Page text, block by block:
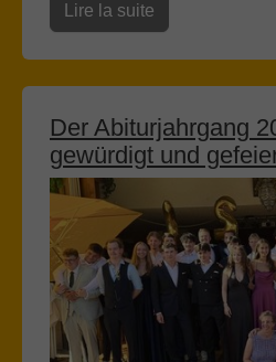
Lire la suite
Der Abiturjahrgang
gewürdigt und